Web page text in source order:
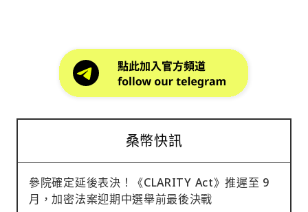
桑幣快訊
參院確定延後表決！《CLARITY Act》推遲至 9
月，加密法案迎期中選舉前最後決戰